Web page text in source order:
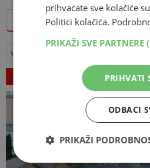
Dodajte Hercegovina.info među
vijesti
VEZANI
prihvaćate sve kolačiće
Politici kolačića.
PRIKAŽI SVE PARTNERE
PRIHVATI
ODBACI
PRIKAŽI